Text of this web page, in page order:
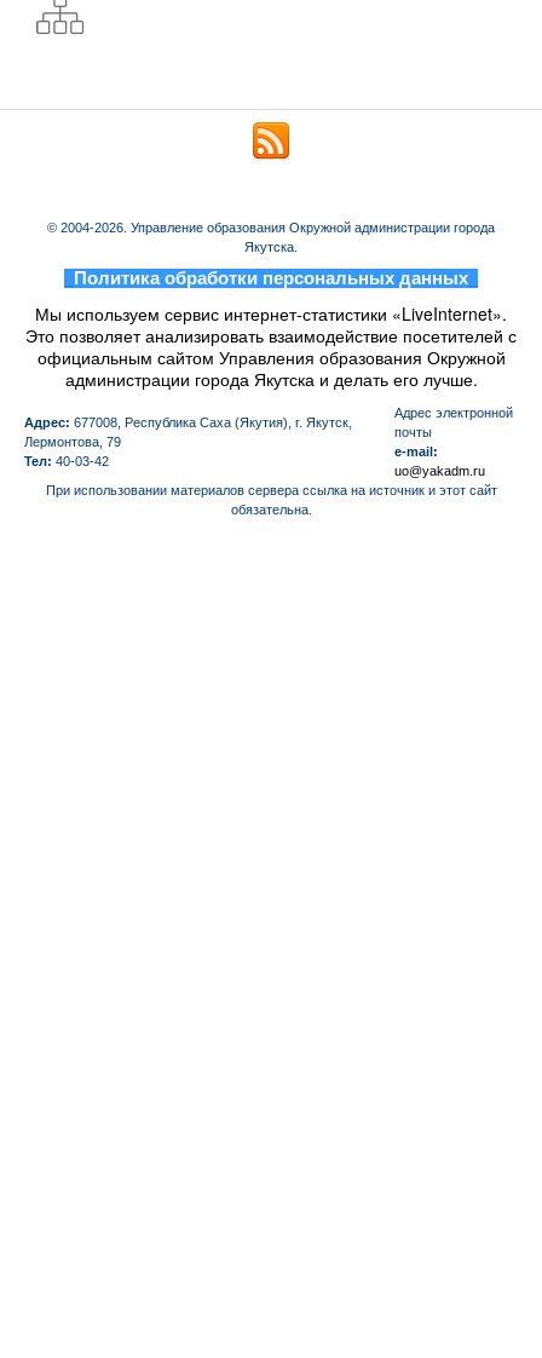
© 2004-2026. Управление образования Окружной администрации города
Якутска.
Политика обработки персональных данных
Мы используем сервис интернет-статистики «LiveInternet».
Это позволяет анализировать взаимодействие посетителей с
официальным сайтом Управления образования Окружной
администрации города Якутска и делать его лучше.
Адрес: 677008, Республика Саха (Якутия), г. Якутск,
Лермонтова, 79
Тел: 40-03-42
Aдрес электронной
почты
e-mail:
uo@yakadm.ru
При использовании материалов сервера ссылка на источник и этот сайт
обязательна.